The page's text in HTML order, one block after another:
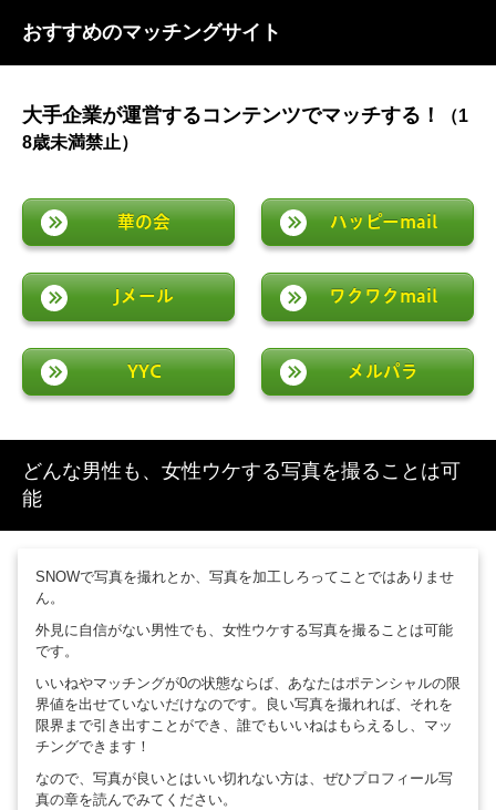
おすすめのマッチングサイト
大手企業が運営するコンテンツでマッチする！
（1
8歳未満禁止）
華の会
Jメール
YYC
ハッピーmail
ワクワクmail
メルパラ
どんな男性も、女性ウケする写真を撮ることは可
能
SNOWで写真を撮れとか、写真を加工しろってことではありませ
ん。
外見に自信がない男性でも、女性ウケする写真を撮ることは可能
です。
いいねやマッチングが0の状態ならば、あなたはポテンシャルの限
界値を出せていないだけなのです。良い写真を撮れれば、それを
限界まで引き出すことができ、誰でもいいねはもらえるし、マッ
チングできます！
なので、写真が良いとはいい切れない方は、ぜひプロフィール写
真の章を読んでみてください。